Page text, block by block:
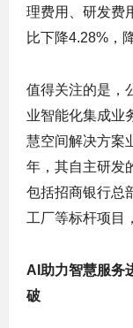
理费用、研发费
比下降4.28%，
值得关注的是，
业智能化集成业
慧空间解决方案
年，其自主研发
包括招商银行总
工厂等标杆项目
AI助力智慧服务
破